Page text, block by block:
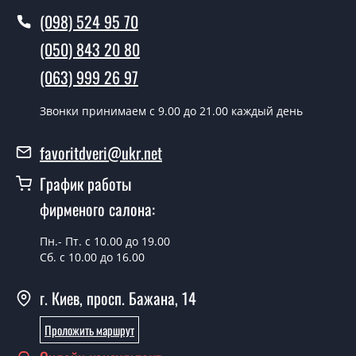
В тот же день в течении нескольких часов, при
условии наличия их на складе, либо на следующий
день.
замерщика?
Да можно.
У вас есть в наличии готовые
металлические двери?
Да, мы имеем большой ассортимент готовых
металлических дверей.
металлических дверей?
От 5200 грн.
Нужны металлические двери эконом
(098) 524 95 70
(050) 843 20 80
(063) 999 26 97
Звонки принимаем c 9.00 до 21.00 каждый день
favoritdveri@ukr.net
График работы
фирменого салона:
Пн.- Пт. с 10.00 до 19.00
Сб. с 10.00 до 16.00
г. Киев, просп. Бажана, 14
Проложить маршрут